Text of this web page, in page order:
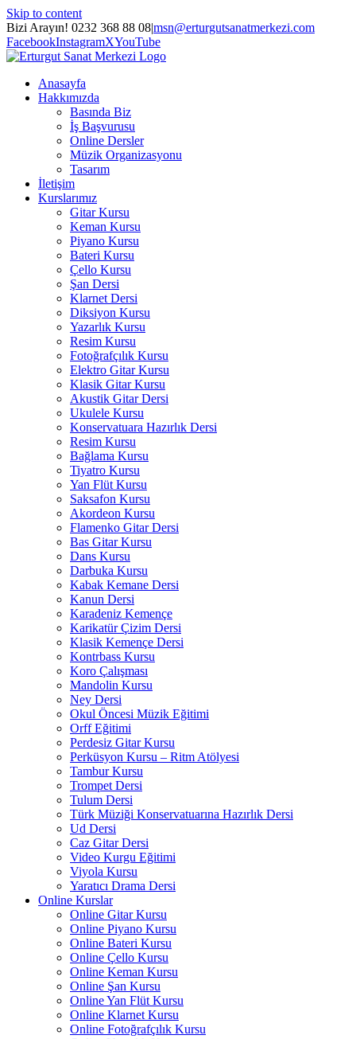
Skip to content
Bizi Arayın! 0232 368 88 08|msn@erturgutsanatmerkezi.com
FacebookInstagramXYouTube
Anasayfa
Hakkımızda
Basında Biz
İş Başvurusu
Online Dersler
Müzik Organizasyonu
Tasarım
İletişim
Kurslarımız
Gitar Kursu
Keman Kursu
Piyano Kursu
Bateri Kursu
Çello Kursu
Şan Dersi
Klarnet Dersi
Diksiyon Kursu
Yazarlık Kursu
Resim Kursu
Fotoğrafçılık Kursu
Elektro Gitar Kursu
Klasik Gitar Kursu
Akustik Gitar Dersi
Ukulele Kursu
Konservatuara Hazırlık Dersi
Resim Kursu
Bağlama Kursu
Tiyatro Kursu
Yan Flüt Kursu
Saksafon Kursu
Akordeon Kursu
Flamenko Gitar Dersi
Bas Gitar Kursu
Dans Kursu
Darbuka Kursu
Kabak Kemane Dersi
Kanun Dersi
Karadeniz Kemençe
Karikatür Çizim Dersi
Klasik Kemençe Dersi
Kontrbass Kursu
Koro Çalışması
Mandolin Kursu
Ney Dersi
Okul Öncesi Müzik Eğitimi
Orff Eğitimi
Perdesiz Gitar Kursu
Perküsyon Kursu – Ritm Atölyesi
Tambur Kursu
Trompet Dersi
Tulum Dersi
Türk Müziği Konservatuarına Hazırlık Dersi
Ud Dersi
Caz Gitar Dersi
Video Kurgu Eğitimi
Viyola Kursu
Yaratıcı Drama Dersi
Online Kurslar
Online Gitar Kursu
Online Piyano Kursu
Online Bateri Kursu
Online Çello Kursu
Online Keman Kursu
Online Şan Kursu
Online Yan Flüt Kursu
Online Klarnet Kursu
Online Fotoğrafçılık Kursu